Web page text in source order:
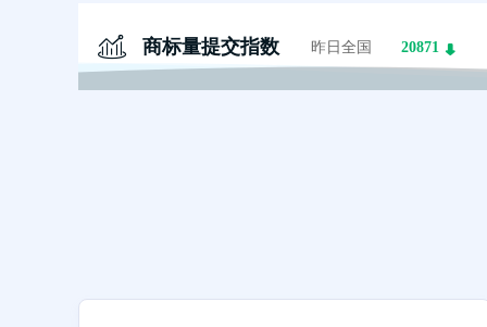
恭喜您取得商标注册证书，请及时领取
商标量提交指数 昨日全国 20871